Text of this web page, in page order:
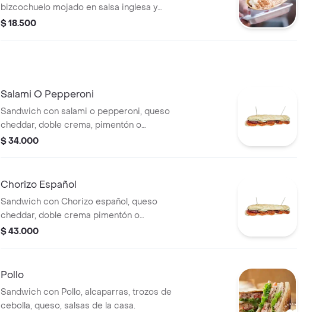
bizcochuelo mojado en salsa inglesa y
crema batida.
$ 18.500
Salami O Pepperoni
Sandwich con salami o pepperoni, queso
cheddar, doble crema, pimentón o
tomates y salsas de la casa.
$ 34.000
Chorizo Español
Sandwich con Chorizo español, queso
cheddar, doble crema pimentón o
tomates y salsas de la casa.
$ 43.000
Pollo
Sandwich con Pollo, alcaparras, trozos de
cebolla, queso, salsas de la casa.